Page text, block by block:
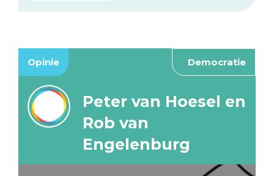
Opinie Democratie
Peter van Hoesel en
Rob van
Engelenburg